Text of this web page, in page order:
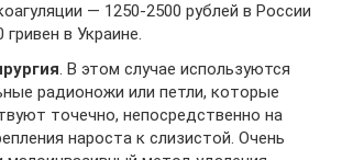
— 1250-2500 рублей в России
гривен в Украине.
. В этом случае используются
радионожи или петли, которые
точечно, непосредственно на
нароста к слизистой. Очень